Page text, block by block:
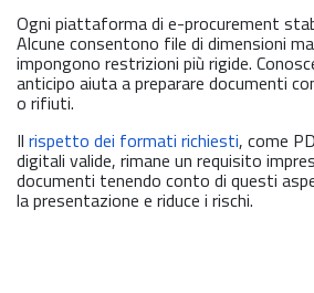
Ogni piattaforma di e-procurement
Alcune consentono file di dimensioni
impongono restrizioni più rigide.
anticipo aiuta a preparare documenti
o rifiuti.
Il rispetto dei formati richiesti, come
digitali valide, rimane un requisito
documenti tenendo conto di questi
la presentazione e riduce i rischi.